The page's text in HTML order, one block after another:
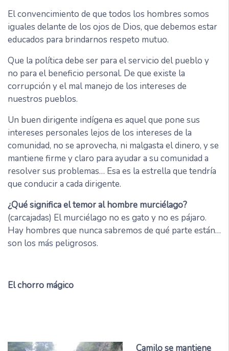
El convencimiento de que todos los hombres somos
iguales delante de los ojos de Dios, que debemos estar
educados para brindarnos respeto mutuo.
Que la política debe ser para el servicio del pueblo y
no para el beneficio personal. De que existe la
corrupción y el mal manejo de los intereses de
nuestros pueblos.
Un buen dirigente indígena es aquel que pone sus
intereses personales lejos de los intereses de la
comunidad, no se aprovecha, ni malgasta el dinero, y se
mantiene firme y claro para ayudar a su comunidad a
resolver sus problemas… Esa es la estrella que tendría
que conducir a cada dirigente.
¿Qué significa el temor al hombre murciélago?
(carcajadas) El murciélago no es gato y no es pájaro.
Hay hombres que nunca sabremos de qué parte están…
son los más peligrosos.
El chorro mágico
Camilo se mantiene